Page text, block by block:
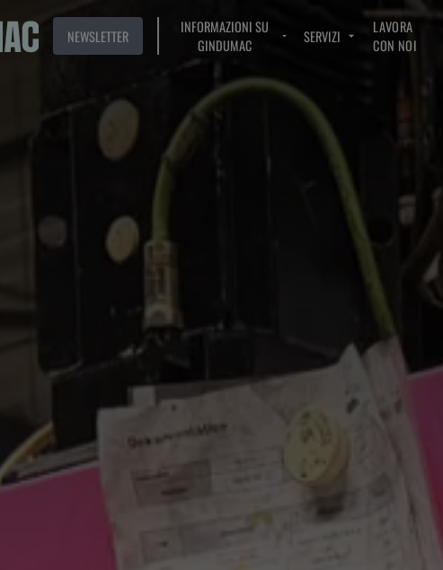
NEWSLETTER
INFORMAZIONI SU
GINDUMAC
SERVIZI
LAVORA
CON NOI